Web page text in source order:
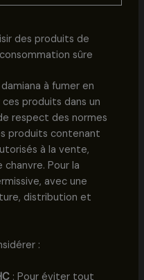
des produits de
sûre
à fumer en
produits dans un
respect des normes
produits contenant
à la vente,
Pour la
avec une
distribution et
:
: Pour éviter tout